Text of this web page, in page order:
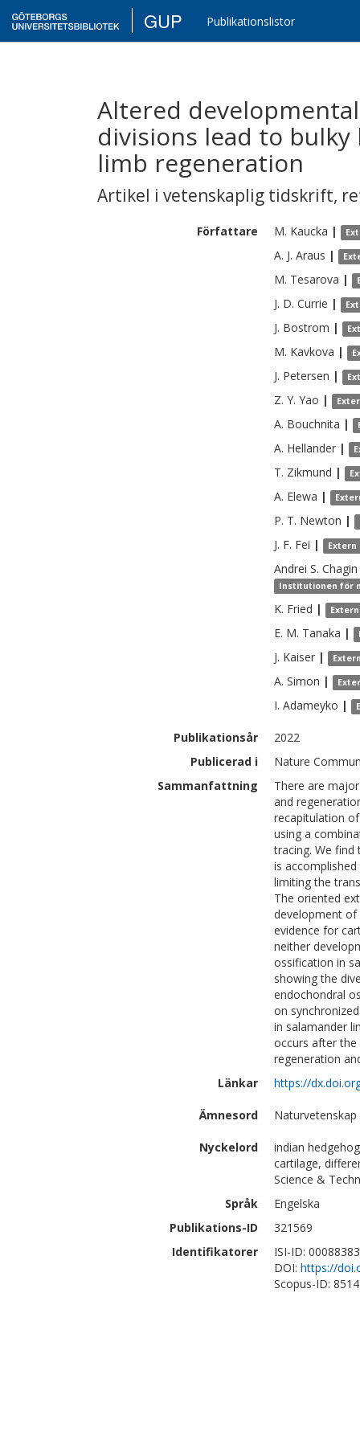
GUP Publikationslistor
Altered
divisions lead to
limb regeneration
Artikel i vetenskaplig tidskrift,
Författare M. Kaucka |
A. J. Araus |
M. Tesarova |
J. D. Currie |
J. Bostrom |
M. Kavkova |
J. Petersen |
Z. Y. Yao |
A. Bouchnita |
A. Hellander |
T. Zikmund |
A. Elewa |
P. T. Newton |
J. F. Fei | Extern
Andrei S. Chagin
Institutionen för
K. Fried | Extern
E. M. Tanaka |
J. Kaiser |
A. Simon |
I. Adameyko |
Publikationsår
2022
Publicerad i
Nature
Sammanfattning
There are
and
recapitulation
using a
tracing. We
is
limiting the
The oriented
development of
evidence for
neither
ossification in
showing the
endochondral
on
in salamander
occurs after the
regeneration
Länkar
https://
Ämnesord
Nyckelord
indian
cartilage,
Science &
Språk
Engelska
Publikations-ID
321569
Identifikatorer
ISI-ID:
DOI: https://
Scopus-ID: